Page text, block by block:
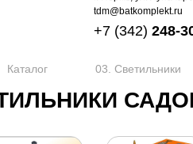
tdm@batkomplekt.ru
+7 (342) 248-
Каталог 03. Светильники